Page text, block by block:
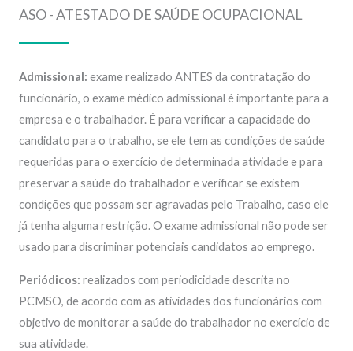
ASO - ATESTADO DE SAÚDE OCUPACIONAL
Admissional: exame realizado ANTES da contratação do
funcionário, o exame médico admissional é importante para a
empresa e o trabalhador. É para verificar a capacidade do
candidato para o trabalho, se ele tem as condições de saúde
requeridas para o exercício de determinada atividade e para
preservar a saúde do trabalhador e verificar se existem
condições que possam ser agravadas pelo Trabalho, caso ele
já tenha alguma restrição. O exame admissional não pode ser
usado para discriminar potenciais candidatos ao emprego.
Periódicos: realizados com periodicidade descrita no
PCMSO, de acordo com as atividades dos funcionários com
objetivo de monitorar a saúde do trabalhador no exercício de
sua atividade.